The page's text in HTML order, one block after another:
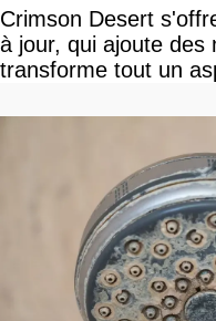
Crimson Desert
à jour, qui ajoute des
transforme tout un